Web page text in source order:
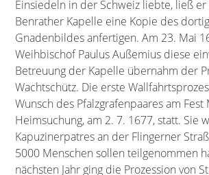
Einsiedeln in der Schweiz liebte, ließ
Benrather Kapelle eine Kopie des
Gnadenbildes anfertigen. Am 23. Mai
Weihbischof Paulus Außemius diese
Betreuung der Kapelle übernahm der
Wachtschütz. Die erste
Wunsch des Pfalzgrafenpaares am Fest
Heimsuchung, am 2. 7. 1677, statt. Sie
Kapuzinerpatres an der Flingerner
5000 Menschen sollen teilgenommen
nächsten Jahr ging die Prozession von